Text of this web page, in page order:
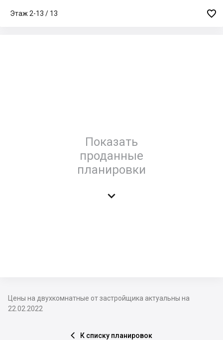
Этаж 2-13 / 13 
Показать
проданные
планировки

Цены на двухкомнатные от застройщика актуальны на
22.02.2022
 К списку планировок